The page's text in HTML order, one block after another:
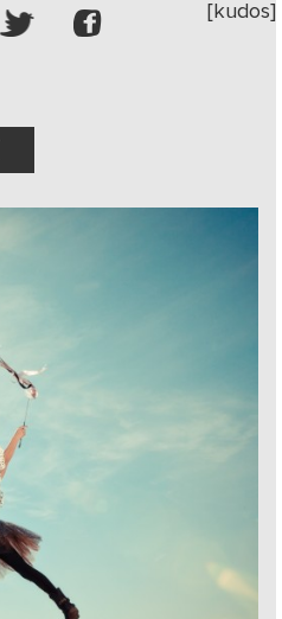
[kudos]